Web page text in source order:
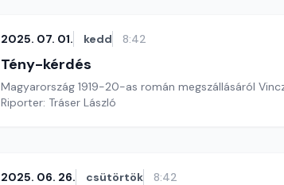
2025. 07. 01. kedd 8:42
Tény-kérdés
Magyarország 1919-20-as román megszállásáról
Riporter: Tráser László
2025. 06. 26. csütörtök 8:42